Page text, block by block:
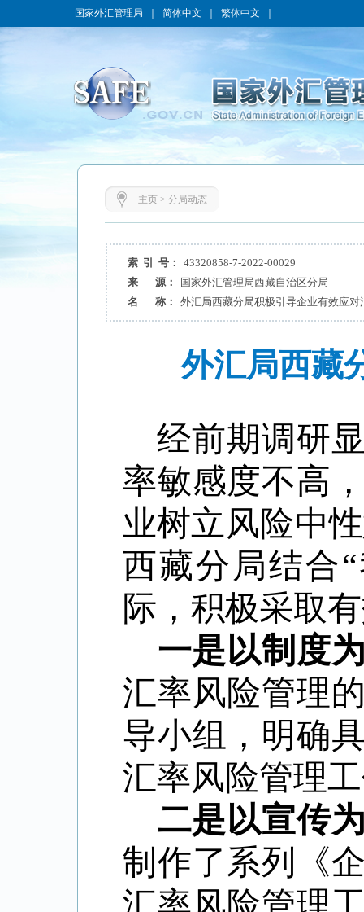
国家外汇管理局 简体中文 繁体中文
主页> 分局动态
索 引 号：
43320858-7-2022-00029
来 源：
国家外汇管理局西藏自治区分局
名 称：
外汇局西藏分局积极引导企业有效应对
外汇局西藏
经前期调研
率敏感度不高
业树立风险中
西藏分局结合
际，积极采取
一是以制度
汇率风险管理
导小组，明确
汇率风险管理
二是以宣传
制作了系列《